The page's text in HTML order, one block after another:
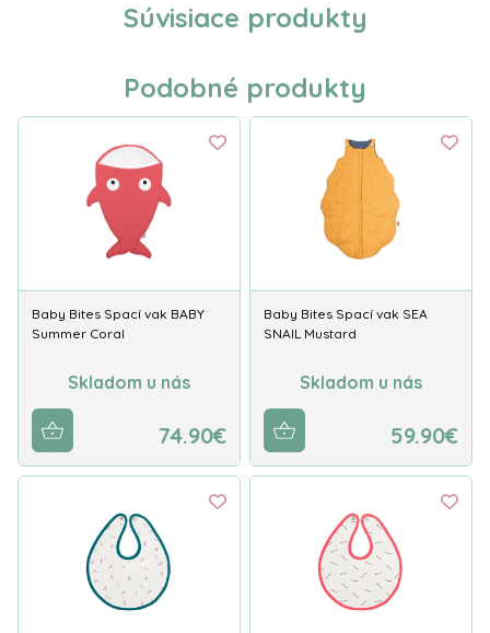
Súvisiace produkty
Podobné produkty
Baby Bites Spací vak BABY
Summer Coral
Skladom u nás
74.90€
Baby Bites Spací vak SEA
SNAIL Mustard
Skladom u nás
59.90€